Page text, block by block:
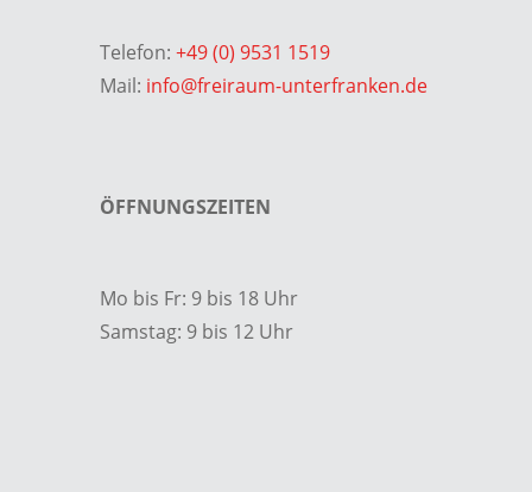
Telefon: +49 (0) 9531 1519
Mail: info@freiraum-unterfranken.de
ÖFFNUNGSZEITEN
Mo bis Fr: 9 bis 18 Uhr
Samstag: 9 bis 12 Uhr